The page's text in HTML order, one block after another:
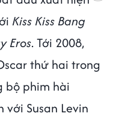
Kiss Kiss Bang
Eros. Tới 2008,
thứ hai trong
bộ phim hài
với Susan Levin